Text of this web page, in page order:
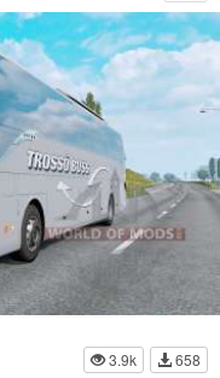
3.9k
658